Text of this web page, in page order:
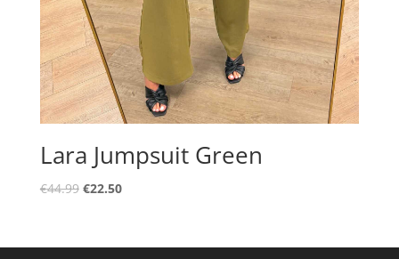
Lara Jumpsuit Green
€44.99 Oorspronkelijke
€44.99.
€22.50Huidige
€22.50.